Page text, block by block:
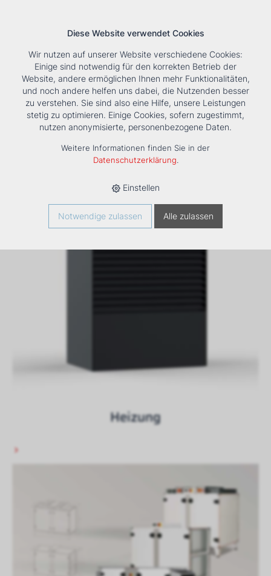
Tools Unternehmen Karriere KontaktSuche
Sortiment
Heizung
Diese Website verwendet Cookies
Wir nutzen auf unserer Website verschiedene Cookies:
Einige sind notwendig für den korrekten Betrieb der
Website, andere ermöglichen Ihnen mehr Funktionalitäten,
und noch andere helfen uns dabei, die Nutzenden besser
zu verstehen. Sie sind also eine Hilfe, unsere Leistungen
stetig zu optimieren. Einige Cookies, sofern zugestimmt,
nutzen anonymisierte, personenbezogene Daten.
Weitere Informationen finden Sie in der
Datenschutzerklärung.
Einstellen
Notwendige zulassen Alle zulassen